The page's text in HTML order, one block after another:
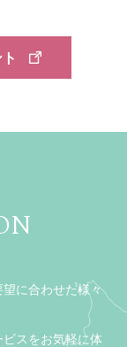
に合わせた様々
スをお気軽に体